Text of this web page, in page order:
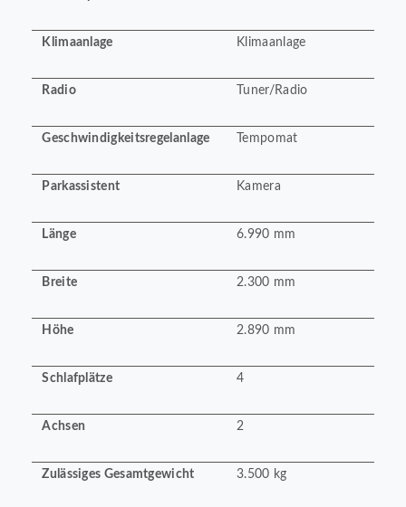
Klimaanlage Klimaanlage
Radio Tuner/Radio
Geschwindigkeitsregelanlage Tempomat
Parkassistent Kamera
Länge 6.990 mm
Breite 2.300 mm
Höhe 2.890 mm
Schlafplätze 4
Achsen 2
Zulässiges Gesamtgewicht 3.500 kg